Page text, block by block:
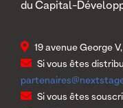
du Capital-
19 avenue George
Si vous êtes
Si vous êtes